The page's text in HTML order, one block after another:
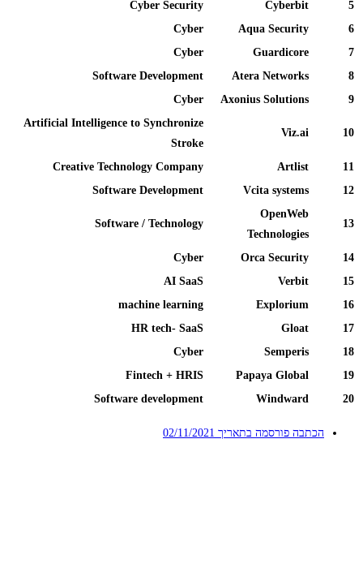
5
Cyberbit
Cyber Security
6
Aqua Security
Cyber
7
Guardicore
Cyber
8
Atera Networks
Software Development
9
Axonius Solutions
Cyber
10
Viz.ai
Artificial Intelligence to Synchronize
Stroke
11
Artlist
Creative Technology Company
12
Vcita systems
Software Development
13
OpenWeb
Technologies
Software / Technology
14
Orca Security
Cyber
15
Verbit
AI SaaS
16
Explorium
machine learning
17
Gloat
HR tech- SaaS
18
Semperis
Cyber
19
Papaya Global
Fintech + HRIS
20
Windward
Software development
הכתבה פורסמה בתאריך 02/11/2021